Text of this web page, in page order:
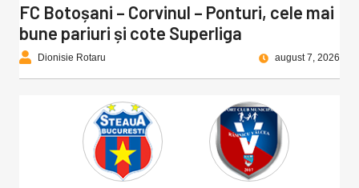
FC Botoșani – Corvinul – Ponturi, cele mai
bune pariuri și cote Superliga
Dionisie Rotaru august 7, 2026